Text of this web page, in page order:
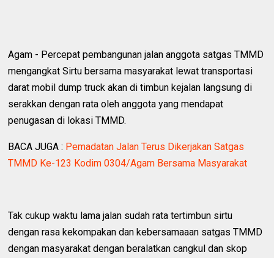
Agam - Percepat pembangunan jalan anggota satgas TMMD
mengangkat Sirtu bersama masyarakat lewat transportasi
darat mobil dump truck akan di timbun kejalan langsung di
serakkan dengan rata oleh anggota yang mendapat
penugasan di lokasi TMMD.
BACA JUGA : Pemadatan Jalan Terus Dikerjakan Satgas
TMMD Ke-123 Kodim 0304/Agam Bersama Masyarakat
Tak cukup waktu lama jalan sudah rata tertimbun sirtu
dengan rasa kekompakan dan kebersamaaan satgas TMMD
dengan masyarakat dengan beralatkan cangkul dan skop